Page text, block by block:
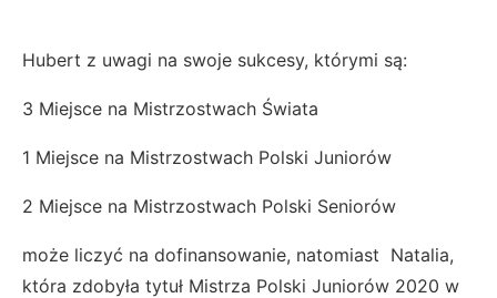
Hubert z uwagi na swoje sukcesy, którymi są:
3 Miejsce na Mistrzostwach Świata
1 Miejsce na Mistrzostwach Polski Juniorów
2 Miejsce na Mistrzostwach Polski Seniorów
może liczyć na dofinansowanie, natomiast Natalia,
która zdobyła tytuł Mistrza Polski Juniorów 2020 w